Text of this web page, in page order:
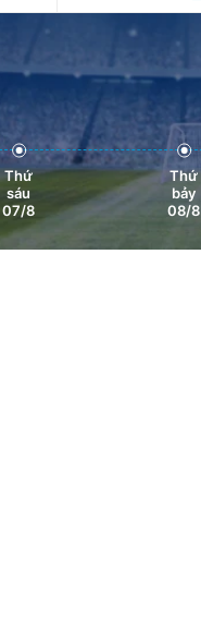
Thứ
sáu
07/8
Thứ
bảy
08/8